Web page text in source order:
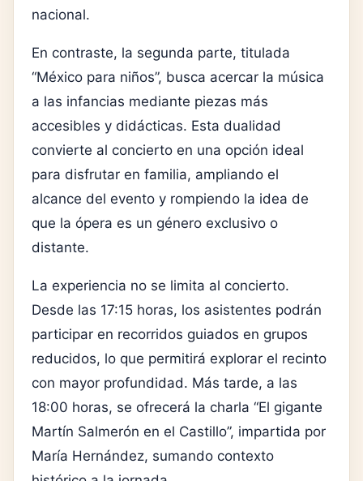
nacional.
En contraste, la segunda parte, titulada
“México para niños”, busca acercar la música
a las infancias mediante piezas más
accesibles y didácticas. Esta dualidad
convierte al concierto en una opción ideal
para disfrutar en familia, ampliando el
alcance del evento y rompiendo la idea de
que la ópera es un género exclusivo o
distante.
La experiencia no se limita al concierto.
Desde las 17:15 horas, los asistentes podrán
participar en recorridos guiados en grupos
reducidos, lo que permitirá explorar el recinto
con mayor profundidad. Más tarde, a las
18:00 horas, se ofrecerá la charla “El gigante
Martín Salmerón en el Castillo”, impartida por
María Hernández, sumando contexto